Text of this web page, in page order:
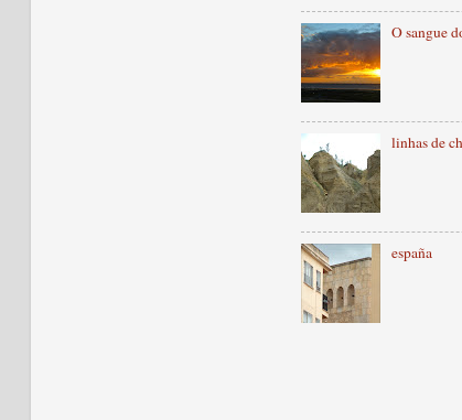
O sangue
linhas de
españa